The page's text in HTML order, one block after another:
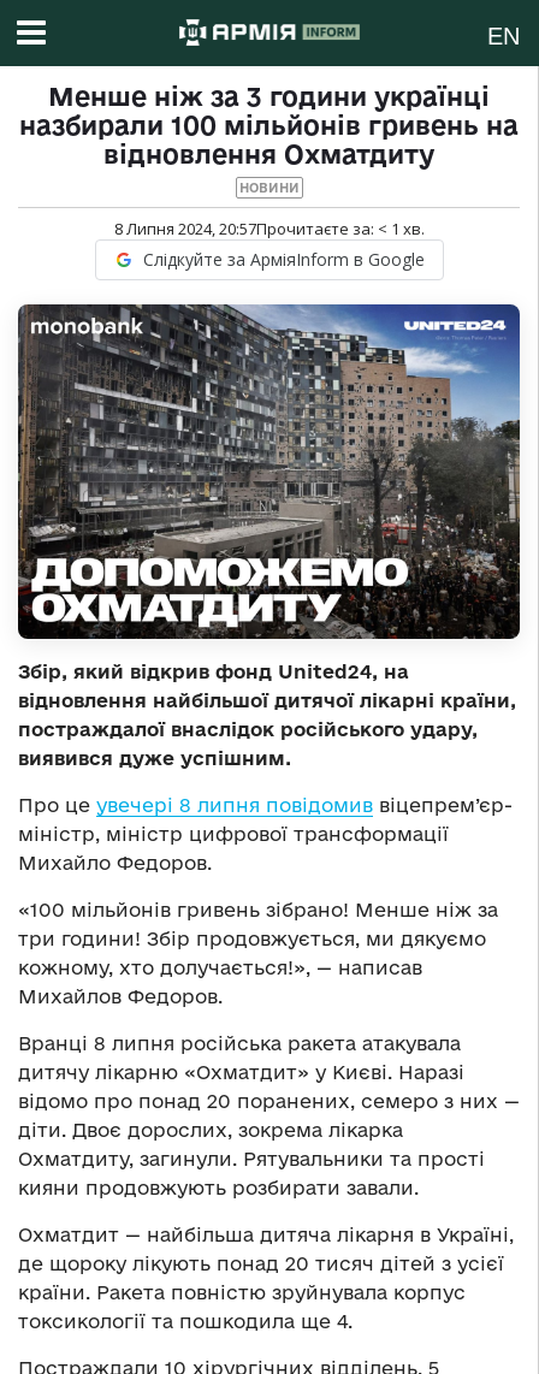
EN
Менше ніж за 3 години українці
назбирали 100 мільйонів гривень на
відновлення Охматдиту
НОВИНИ
8 Липня 2024, 20:57Прочитаєте за: < 1 хв.
Слідкуйте за АрміяInform в Google
Збір, який відкрив фонд United24, на
відновлення найбільшої дитячої лікарні країни,
постраждалої внаслідок російського удару,
виявився дуже успішним.
Про це увечері 8 липня повідомив віцепрем’єр-
міністр, міністр цифрової трансформації
Михайло Федоров.
«100 мільйонів гривень зібрано! Менше ніж за
три години! Збір продовжується, ми дякуємо
кожному, хто долучається!», — написав
Михайлов Федоров.
Вранці 8 липня російська ракета атакувала
дитячу лікарню «Охматдит» у Києві. Наразі
відомо про понад 20 поранених, семеро з них —
діти. Двоє дорослих, зокрема лікарка
Охматдиту, загинули. Рятувальники та прості
кияни продовжують розбирати завали.
Охматдит — найбільша дитяча лікарня в Україні,
де щороку лікують понад 20 тисяч дітей з усієї
країни. Ракета повністю зруйнувала корпус
токсикології та пошкодила ще 4.
Постраждали 10 хірургічних відділень, 5